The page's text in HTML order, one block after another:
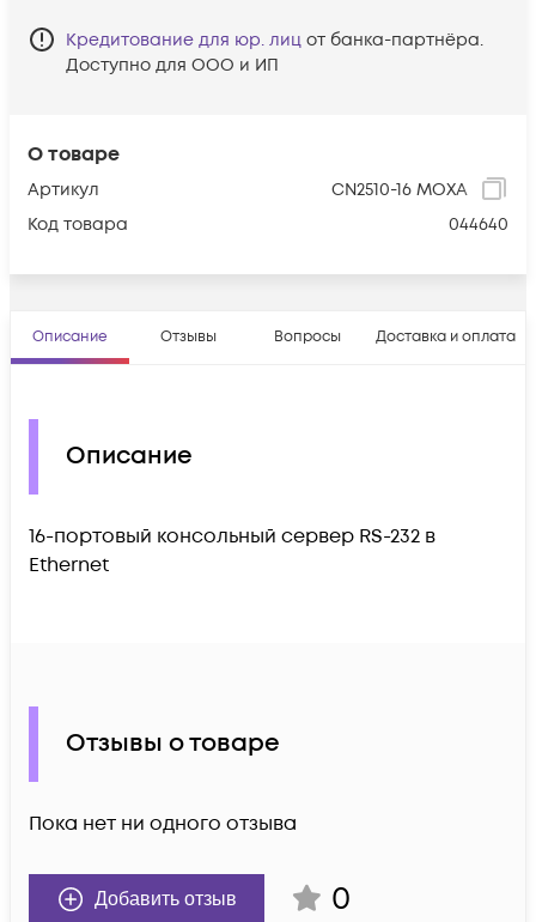
О товаре
Артикул
CN2510-16 MOXA
Код товара
044640
Кредитование для юр. лиц от банка-партнёра.
Доступно для ООО и ИП
Описание Отзывы Вопросы Доставка и оплата
Описание
16-портовый консольный сервер RS-232 в
Ethernet
Отзывы о товаре
Пока нет ни одного отзыва
Добавить отзыв 0